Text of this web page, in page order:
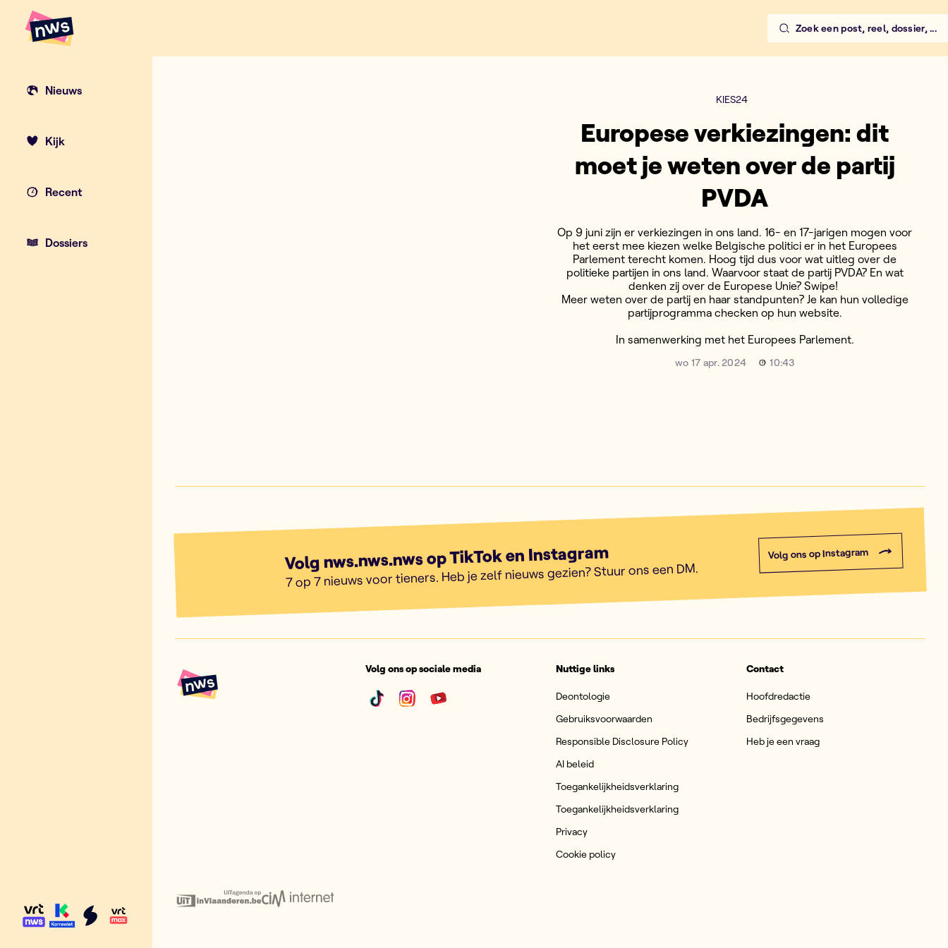
Zoek een post, reel, dossier, ...
Nieuws
Kijk
Recent
Dossiers
KIES24
Europese verkiezingen: dit
moet je weten over de partij
PVDA
Op 9 juni zijn er verkiezingen in ons land. 16- en 17-jarigen mogen voor
het eerst mee kiezen welke Belgische politici er in het Europees
Parlement terecht komen. Hoog tijd dus voor wat uitleg over de
politieke partijen in ons land. Waarvoor staat de partij PVDA? En wat
denken zij over de Europese Unie? Swipe!
Meer weten over de partij en haar standpunten? Je kan hun volledige
partijprogramma checken op hun website.
In samenwerking met het Europees Parlement.
wo 17 apr. 2024 10:43
Volg nws.nws.nws op TikTok en Instagram
7 op 7 nieuws voor tieners. Heb je zelf nieuws gezien? Stuur ons een DM.
Volg ons op Instagram
Volg ons op sociale media Nuttige links
Deontologie
Gebruiksvoorwaarden
Responsible Disclosure Policy
AI beleid
Toegankelijkheidsverklaring
Toegankelijkheidsverklaring
Privacy
Cookie policy
Contact
Hoofdredactie
Bedrijfsgegevens
Heb je een vraag